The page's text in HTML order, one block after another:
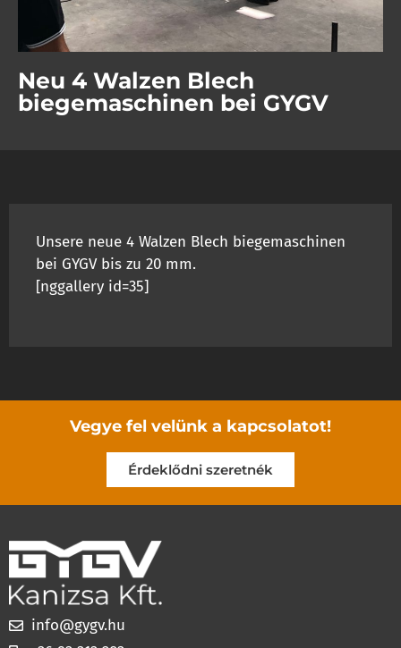
Neu 4 Walzen Blech
biegemaschinen bei GYGV
Unsere neue 4 Walzen Blech biegemaschinen
bei GYGV bis zu 20 mm.
[nggallery id=35]
Vegye fel velünk a kapcsolatot!
Érdeklődni szeretnék
info@gygv.hu